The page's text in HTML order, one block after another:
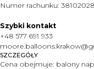
Numer rachunku:
Szybki kontakt
+48 577 691 933
SZCZEGÓŁY
Cena obejmuje: balony
O NAS
CENNIK
DOSTAWA I PŁATNOŚĆ